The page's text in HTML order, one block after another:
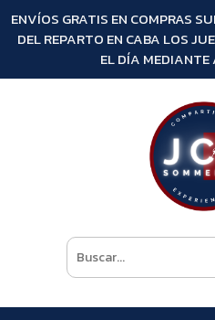
ENVÍOS GRATIS EN COMPRAS
DEL REPARTO EN CABA LOS
EL DÍA MEDIANTE